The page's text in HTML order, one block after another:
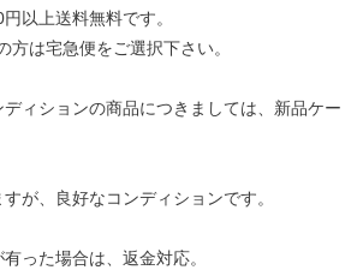
以上送料無料です。
は宅急便をご選択下さい。
ィションの商品につきましては、新品ケー
が、良好なコンディションです。
った場合は、返金対応。